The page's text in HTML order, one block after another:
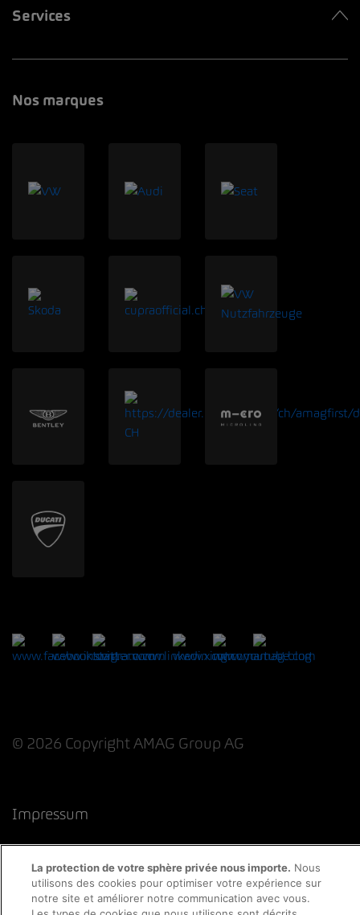
Services
Nos marques
© 2026 Copyright AMAG Group AG
Impressum
Directive cookies Mentions légales CFST
La protection de votre sphère privée nous importe. Nous
utilisons des cookies pour optimiser votre expérience sur
notre site et améliorer notre communication avec vous.